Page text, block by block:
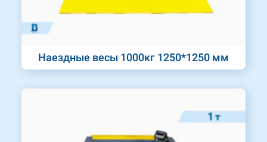
Наездные весы 1000кг 1250*1250 мм